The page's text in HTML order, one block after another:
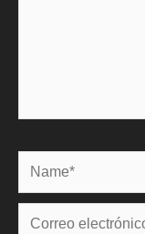
Name*
Correo